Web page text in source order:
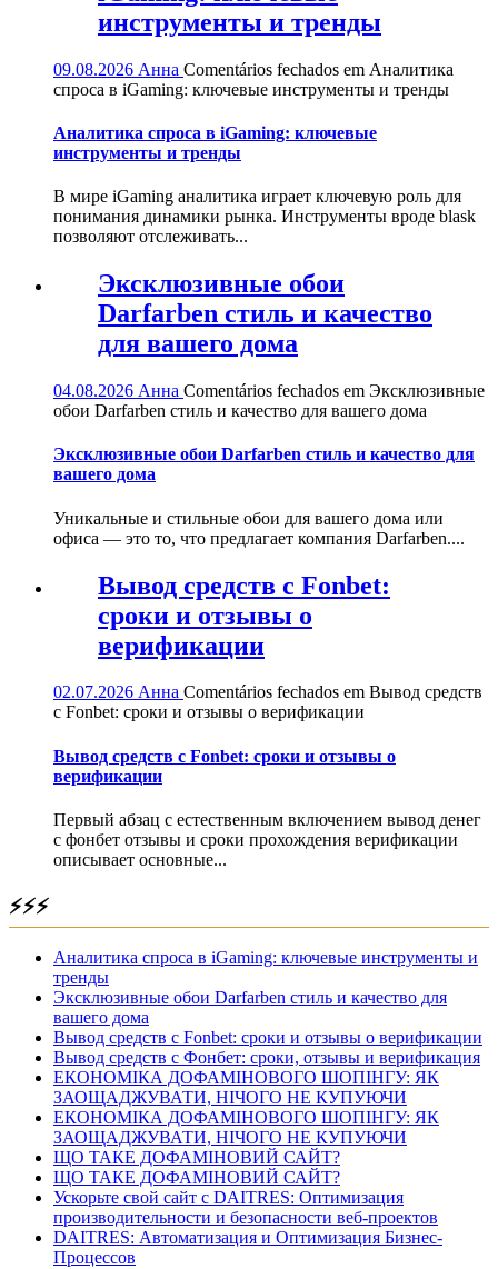
инструменты и тренды
09.08.2026 Анна Comentários fechados em Аналитика
спроса в iGaming: ключевые инструменты и тренды
Аналитика спроса в iGaming: ключевые
инструменты и тренды
В мире iGaming аналитика играет ключевую роль для
понимания динамики рынка. Инструменты вроде blask
позволяют отслеживать...
Эксклюзивные обои
Darfarben стиль и качество
для вашего дома
04.08.2026 Анна Comentários fechados em Эксклюзивные
обои Darfarben стиль и качество для вашего дома
Эксклюзивные обои Darfarben стиль и качество для
вашего дома
Уникальные и стильные обои для вашего дома или
офиса — это то, что предлагает компания Darfarben....
Вывод средств с Fonbet:
сроки и отзывы о
верификации
02.07.2026 Анна Comentários fechados em Вывод средств
с Fonbet: сроки и отзывы о верификации
Вывод средств с Fonbet: сроки и отзывы о
верификации
Первый абзац с естественным включением вывод денег
с фонбет отзывы и сроки прохождения верификации
описывает основные...
⚡⚡⚡
Аналитика спроса в iGaming: ключевые инструменты и
тренды
Эксклюзивные обои Darfarben стиль и качество для
вашего дома
Вывод средств с Fonbet: сроки и отзывы о верификации
Вывод средств с Фонбет: сроки, отзывы и верификация
ЕКОНОМІКА ДОФАМІНОВОГО ШОПІНГУ: ЯК
ЗАОЩАДЖУВАТИ, НІЧОГО НЕ КУПУЮЧИ
ЕКОНОМІКА ДОФАМІНОВОГО ШОПІНГУ: ЯК
ЗАОЩАДЖУВАТИ, НІЧОГО НЕ КУПУЮЧИ
ЩО ТАКЕ ДОФАМІНОВИЙ САЙТ?
ЩО ТАКЕ ДОФАМІНОВИЙ САЙТ?
Ускорьте свой сайт с DAITRES: Оптимизация
производительности и безопасности веб-проектов
DAITRES: Автоматизация и Оптимизация Бизнес-
Процессов